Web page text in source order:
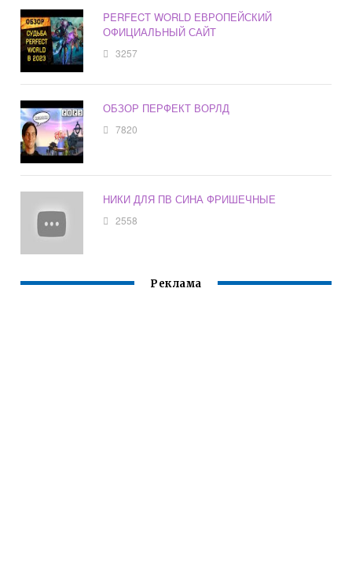
PERFECT WORLD ЕВРОПЕЙСКИЙ
ОФИЦИАЛЬНЫЙ САЙТ
3257
ОБЗОР ПЕРФЕКТ ВОРЛД
7820
НИКИ ДЛЯ ПВ СИНА ФРИШЕЧНЫЕ
2558
Реклама